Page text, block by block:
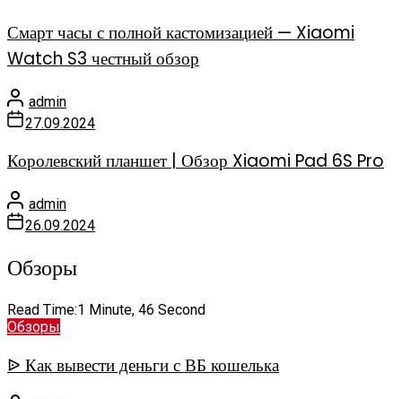
Смарт часы с полной кастомизацией — Xiaomi
Watch S3 честный обзор
admin
27.09.2024
Королевский планшет | Обзор Xiaomi Pad 6S Pro
admin
26.09.2024
Обзоры
Read Time:1 Minute, 46 Second
Обзоры
ᐉ Как вывести деньги с ВБ кошелька